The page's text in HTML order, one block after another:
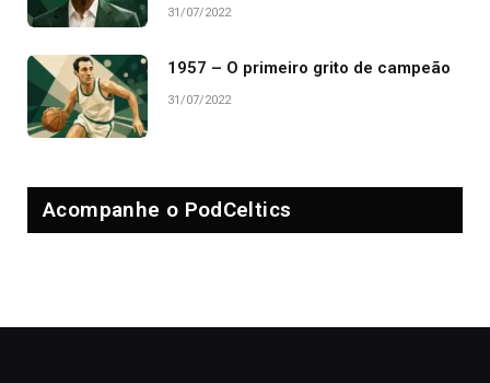
31/07/2022
1957 – O primeiro grito de campeão
31/07/2022
Acompanhe o PodCeltics